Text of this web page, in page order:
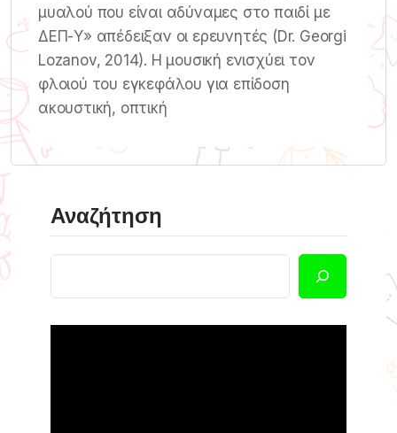
μυαλού που είναι αδύναμες στο παιδί με
ΔΕΠ-Υ» απέδειξαν οι ερευνητές (Dr. Georgi
Lozanov, 2014). Η μουσική ενισχύει τον
φλοιού του εγκεφάλου για επίδοση
ακουστική, οπτική
Αναζήτηση